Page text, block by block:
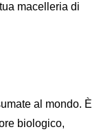
macelleria di
al mondo. È
biologico,